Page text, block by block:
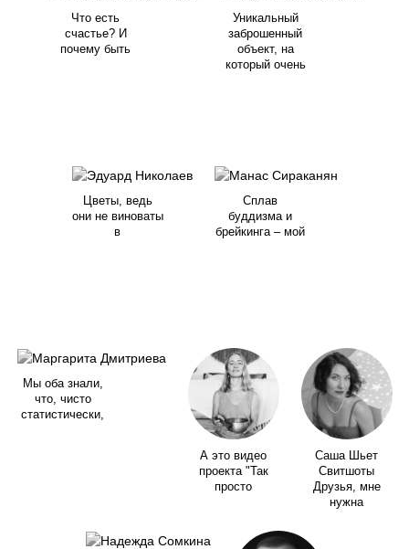
Что есть
счастье? И
почему быть
Уникальный
заброшенный
объект, на
который очень
Цветы, ведь
они не виноваты
в
Сплав
буддизма и
брейкинга – мой
Мы оба знали,
что, чисто
статистически,
А это видео
проекта "Так
просто
Саша Шьет
Свитшоты
Друзья, мне
нужна